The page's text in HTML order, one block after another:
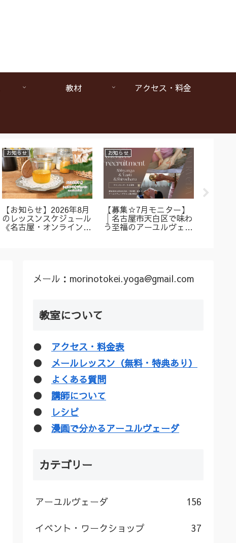
教材 アクセス・料金
お知らせ
【お知らせ】2026年8月
のレッスンスケジュール
《名古屋・オンラインア
お知らせ
【募集☆7月モニター】
│名古屋市天白区で味わ
う至福のアーユルヴェー
メール：morinotokei.yoga@gmail.com
教室について
● アクセス・料金表
● メールレッスン（無料・特典あり）
●
よくある質問
● 講師について
●
レシピ
● 漫画で分かるアーユルヴェーダ
カテゴリー
アーユルヴェーダ 156
イベント・ワークショップ 37